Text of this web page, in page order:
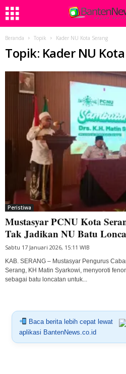
Beranda Topik Kader NU Kota Serang
Topik: Kader NU
Peristiwa
Mustasyar PCNU Kota
Tak Jadikan NU Batu
Sabtu 17 Januari 2026, 15:11 WIB
KAB. SERANG – Mustasyar Pengurus
Serang, KH Matin Syarkowi, menyoroti
sebagai batu loncatan untuk...
Baca berita lebih cepat lewat
aplikasi BantenNews.co.id